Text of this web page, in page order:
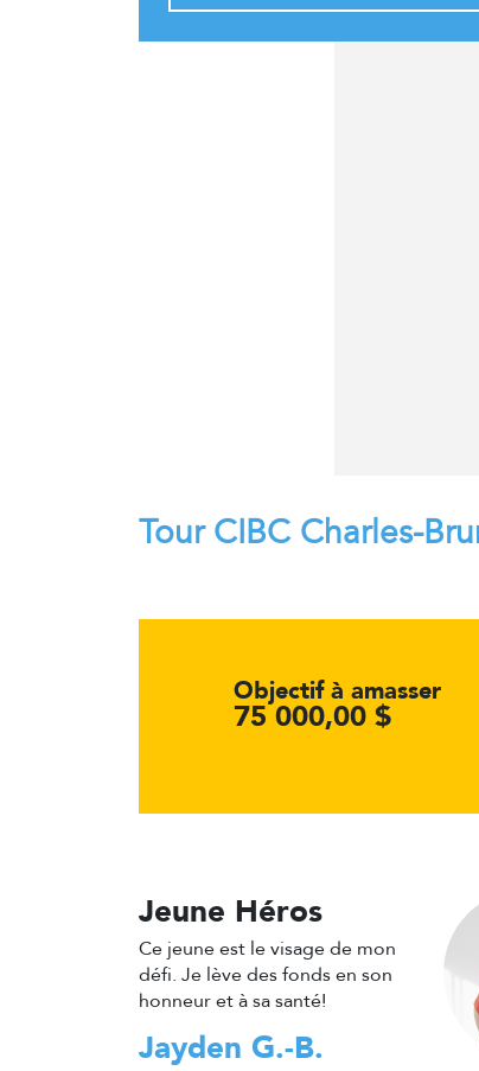
Tour CIBC Charles-
Objectif à amasser
75 000,00 $
Jeune Héros
Ce jeune est le visage de mon
défi. Je lève des fonds en son
honneur et à sa santé!
Jayden G.-B.